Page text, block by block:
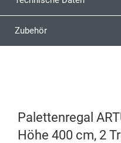
Zubehör
Palettenregal
Höhe 400 cm, 2